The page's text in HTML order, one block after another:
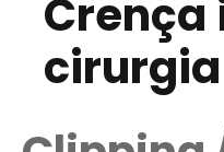
Crença